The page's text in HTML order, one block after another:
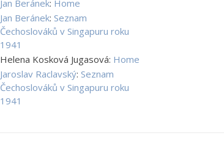
Jan Beránek: Home
Jan Beránek:Seznam
Čechoslováků v Singapuru roku
1941
Helena Kosková Jugasová: Home
Jaroslav Raclavský:Seznam
Čechoslováků v Singapuru roku
1941